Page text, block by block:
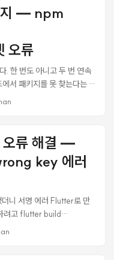
를 따로 읽었다.
구 Mole을 발견했다. 설
다. Mole이 뭔가 Mole은 대
CLI 도구다. Shell 79%와
지 — npm
오류
. 한 번도 아니고 두 번 연속
서 패키지를 못 찾는다는 에
켓으로 연결하려다 죽는 오
src/.../vite.config.ts
imported from
의
가 아니라
류 해결 —
key 에러
니 서명 에러 Flutter로 만
려고 flutter build
다. 빌드 자체는 성공했고,